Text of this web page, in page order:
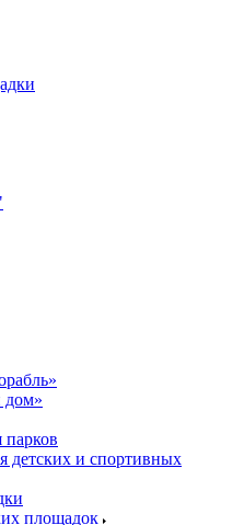
дом»
детских и спортивных
площадок